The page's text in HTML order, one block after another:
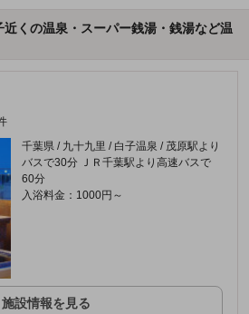
くの温泉・スーパー銭湯・銭湯など温
千葉県 / 九十九里 / 白子温泉 / 茂原駅より
バスで30分 ＪＲ千葉駅より高速バスで
60分
入浴料金：1000円～
施設情報を見る